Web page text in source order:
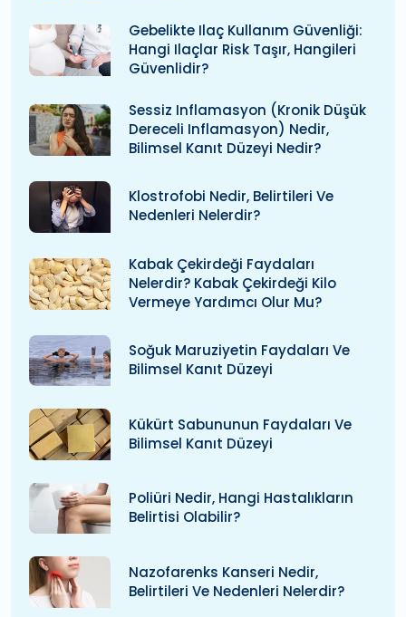
Gebelikte Ilaç Kullanım Güvenliği:
Hangi Ilaçlar Risk Taşır, Hangileri
Güvenlidir?
Sessiz Inflamasyon (kronik Düşük
Dereceli Inflamasyon) Nedir,
Bilimsel Kanıt Düzeyi Nedir?
Klostrofobi Nedir, Belirtileri Ve
Nedenleri Nelerdir?
Kabak Çekirdeği Faydaları
Nelerdir? Kabak Çekirdeği Kilo
Vermeye Yardımcı Olur Mu?
Soğuk Maruziyetin Faydaları Ve
Bilimsel Kanıt Düzeyi
Kükürt Sabununun Faydaları Ve
Bilimsel Kanıt Düzeyi
Poliüri Nedir, Hangi Hastalıkların
Belirtisi Olabilir?
Nazofarenks Kanseri Nedir,
Belirtileri Ve Nedenleri Nelerdir?